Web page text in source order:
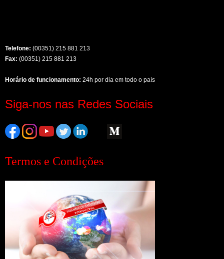
Telefone: (00351) 215 881 213
Fax: (00351) 215 881 213
Horário de funcionamento: 24h por dia em todo o país
Siga-nos nas Redes Sociais
Termos e Condições